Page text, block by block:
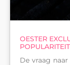
OESTER
De vraag